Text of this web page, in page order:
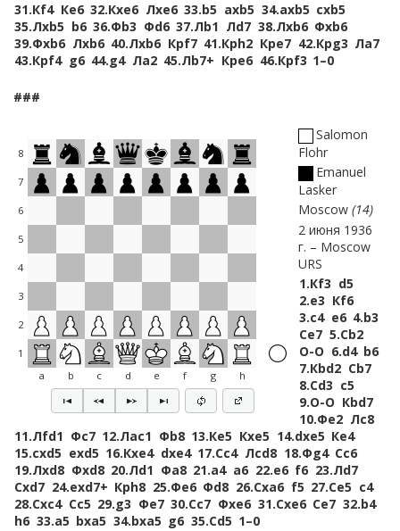
31.Кf4 Кe6 32.Кxe6 Лxe6 33.b5 axb5 34.axb5 cxb5
35.Лxb5 b6 36.Фb3 Фd6 37.Лb1 Лd7 38.Лxb6 Фxb6
39.Фxb6 Лxb6 40.Лxb6 Крf7 41.Крh2 Крe7 42.Крg3 Лa7
43.Крf4 g6 44.g4 Лa2 45.Лb7+ Крe6 46.Крf3 1–0
###
8
7
6
5
4
3
2
1
a
b c d e f g h
Salomon
Flohr
Emanuel
Lasker
Moscow 14
2 июня 1936
г.
Moscow
URS
1.Кf3 d5
2.e3 Кf6
3.c4 e6 4.b3
Сe7 5.Сb2
O-O 6.d4 b6
7.Кbd2 Сb7
8.Сd3 c5
9.O-O Кbd7
10.Фe2 Лc8
11.Лfd1 Фc7 12.Лac1 Фb8 13.Кe5 Кxe5 14.dxe5 Кe4
15.cxd5 exd5 16.Кxe4 dxe4 17.Сc4 Лcd8 18.Фg4 Сc6
19.Лxd8 Фxd8 20.Лd1 Фa8 21.a4 a6 22.e6 f6 23.Лd7
Сxd7 24.exd7+ Крh8 25.Фe6 Фd8 26.Сxa6 f5 27.Сe5 c4
28.Сxc4 Сc5 29.g3 Фe7 30.Сc7 Фxe6 31.Сxe6 Сe7 32.b4
h6 33.a5 bxa5 34.bxa5 g6 35.Сd5 1–0